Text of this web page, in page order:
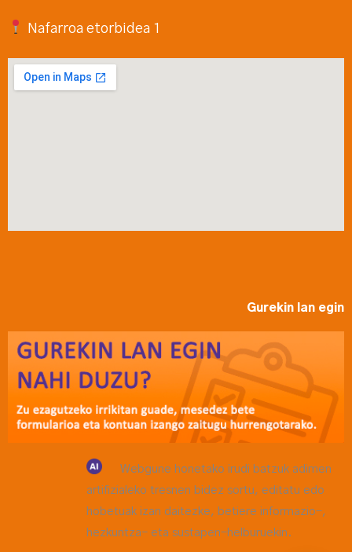
Nafarroa etorbidea 1
Gurekin lan egin
Webgune honetako irudi batzuk adimen
artifizialeko tresnen bidez sortu, editatu edo
hobetuak izan daitezke, betiere informazio-,
hezkuntza- eta sustapen-helburuekin.